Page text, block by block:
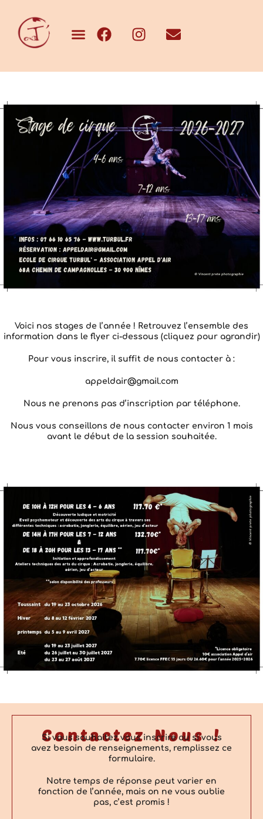
Voici nos stages de l’année ! Retrouvez l’ensemble des
information dans le flyer ci-dessous (cliquez pour agrandir)
Pour vous inscrire, il suffit de nous contacter à :
appeldair@gmail.com
Nous ne prenons pas d’inscription par téléphone.
Nous vous conseillons de nous contacter environ 1 mois
avant le début de la session souhaitée.
Contactez Nous !
Si vous souhaitez vous inscrire ou si vous
avez besoin de renseignements, remplissez ce
formulaire.
Notre temps de réponse peut varier en
fonction de l’année, mais on ne vous oublie
pas, c’est promis !